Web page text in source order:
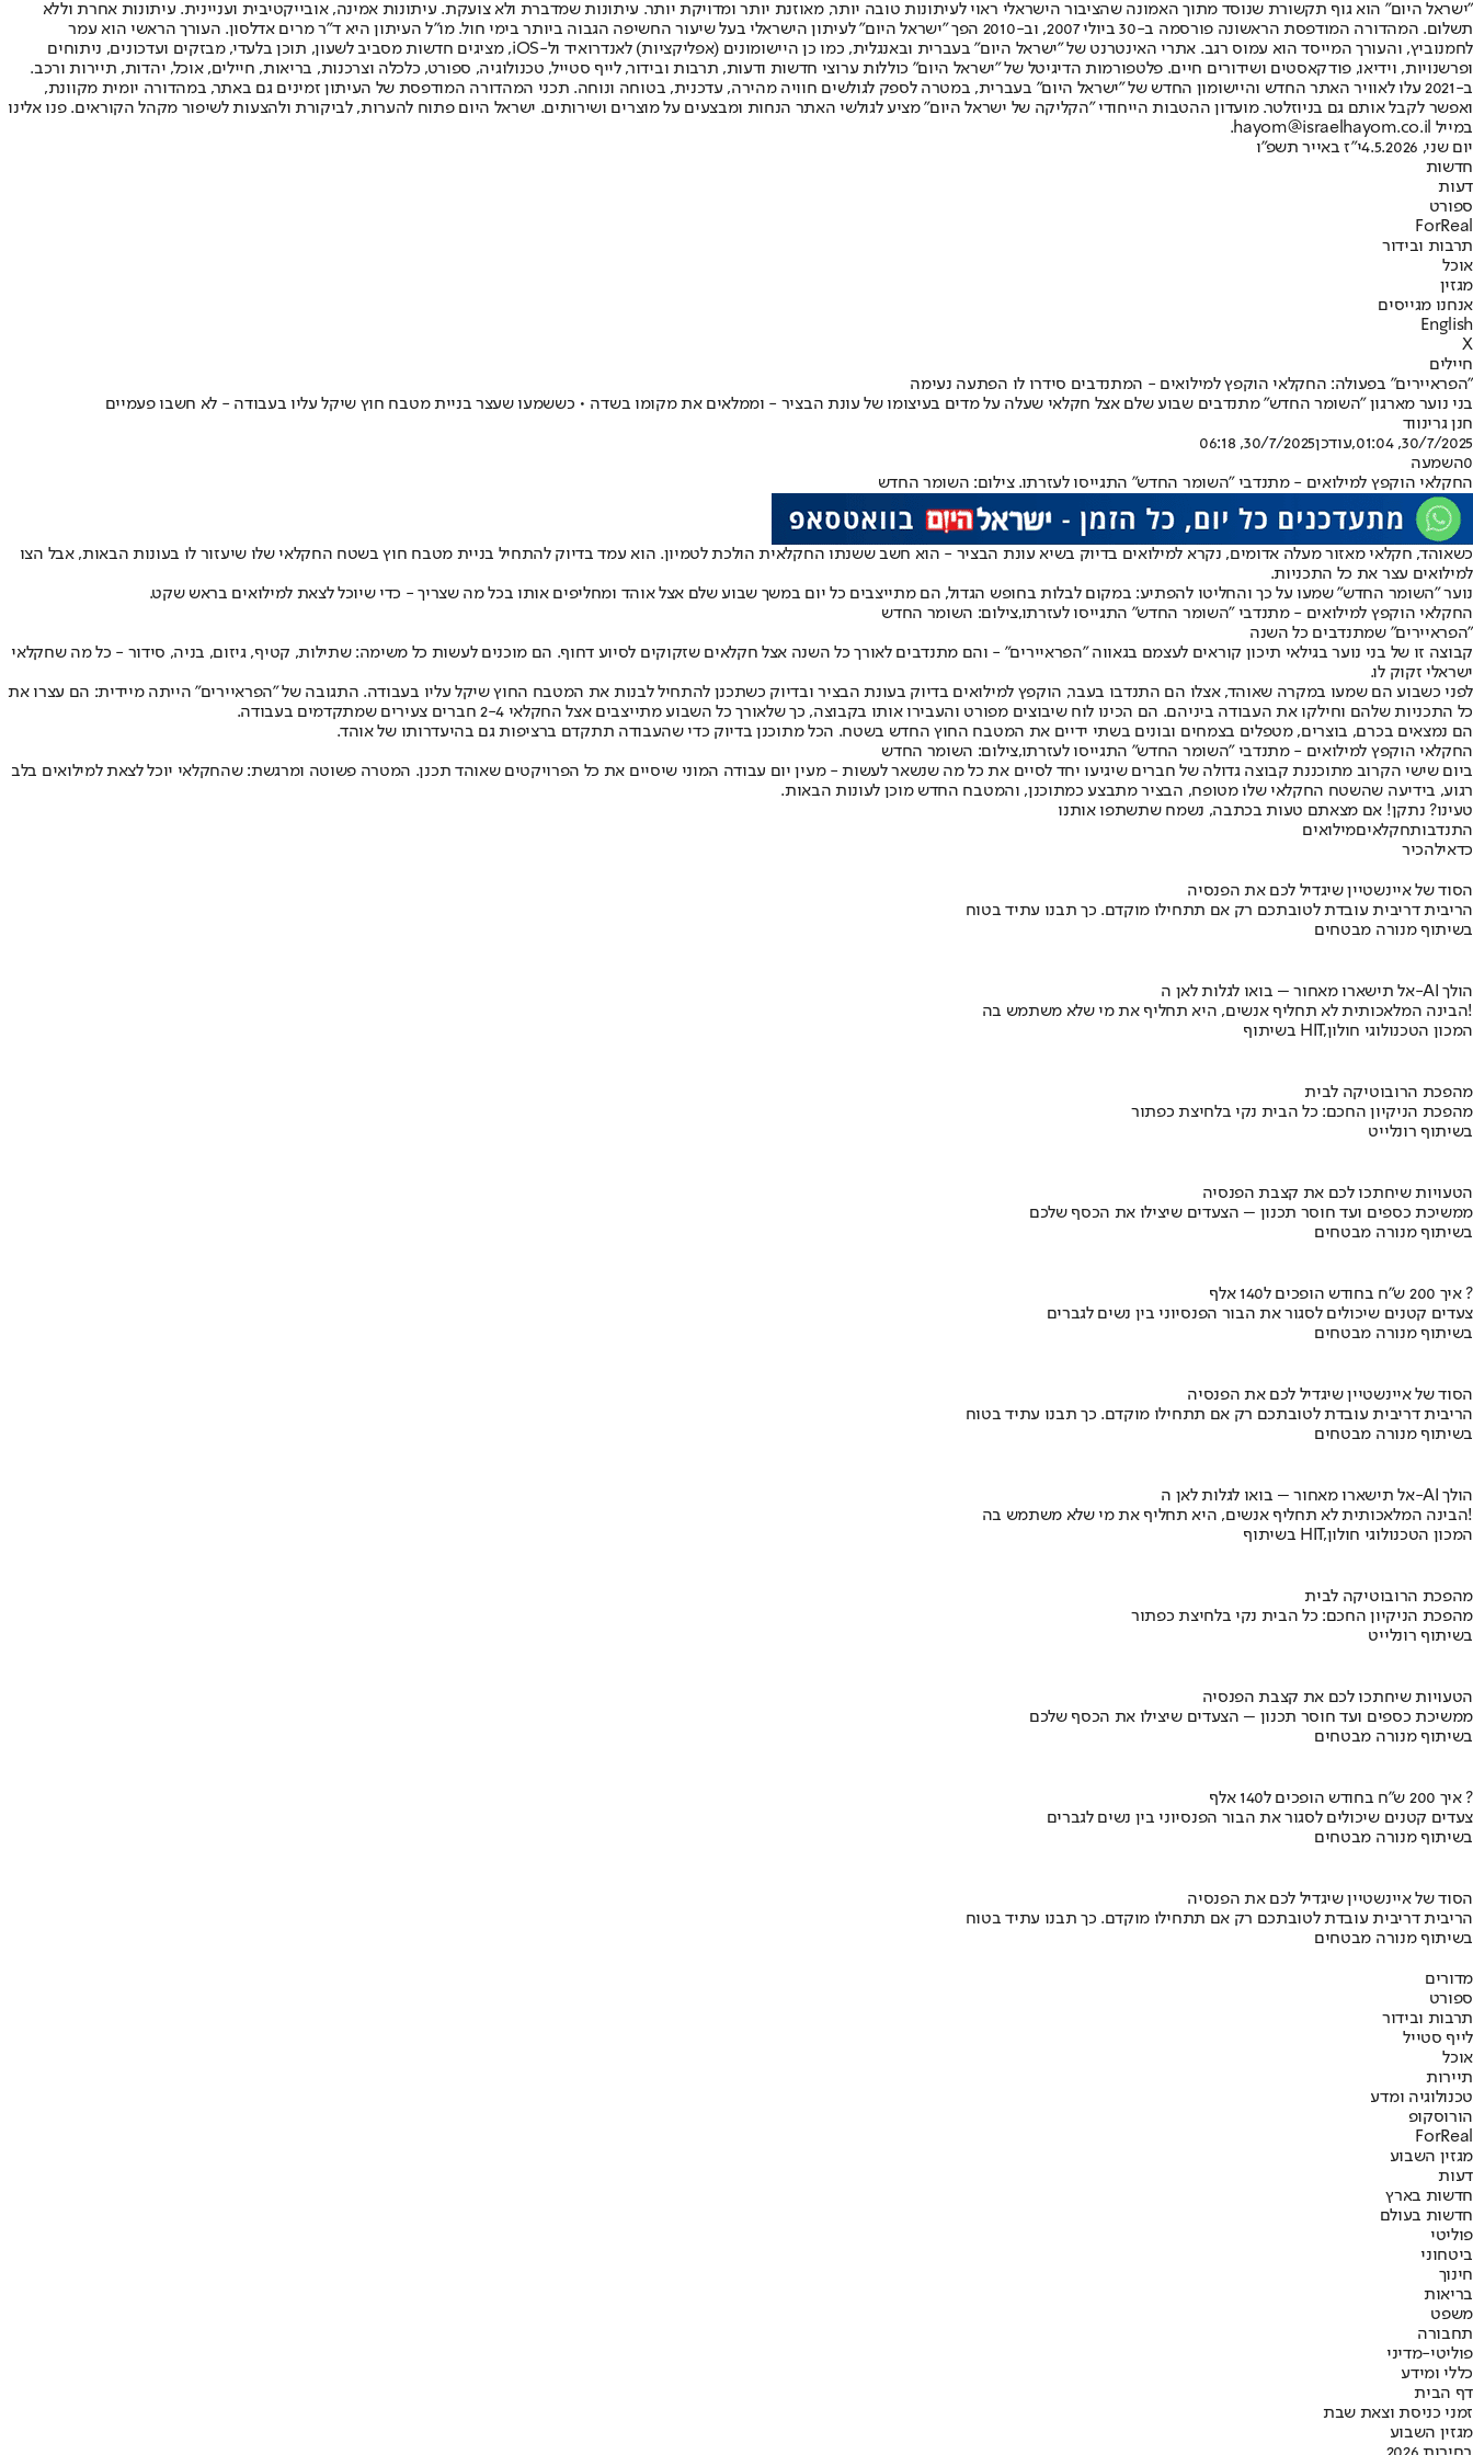
"ישראל היום" הוא גוף תקשורת שנוסד מתוך האמונה שהציבור הישראלי ראוי לעיתונות טובה יותר, מאוזנת יותר ומדויקת יותר. עיתונות שמדברת ולא צועקת. עיתונות אמינה, אובייקטיבית ועניינית. עיתונות אחרת וללא
תשלום. המהדורה המודפסת הראשונה פורסמה ב-30 ביולי 2007, וב-2010 הפך "ישראל היום" לעיתון הישראלי בעל שיעור החשיפה הגבוה ביותר בימי חול. מו"ל העיתון היא ד"ר מרים אדלסון. העורך הראשי הוא עמר
לחמנוביץ, והעורך המייסד הוא עמוס רגב. אתרי האינטרנט של "ישראל היום" בעברית ובאנגלית, כמו כן היישומונים (אפליקציות) לאנדרואיד ול-iOS, מציגים חדשות מסביב לשעון, תוכן בלעדי, מבזקים ועדכונים, ניתוחים
ופרשנויות, וידיאו, פודקאסטים ושידורים חיים. פלטפורמות הדיגיטל של "ישראל היום" כוללות ערוצי חדשות ודעות, תרבות ובידור, לייף סטייל, טכנולוגיה, ספורט, כלכלה וצרכנות, בריאות, חיילים, אוכל, יהדות, תיירות ורכב.
ב-2021 עלו לאוויר האתר החדש והיישומון החדש של "ישראל היום" בעברית, במטרה לספק לגולשים חוויה מהירה, עדכנית, בטוחה ונוחה. תכני המהדורה המודפסת של העיתון זמינים גם באתר, במהדורה יומית מקוונת,
ואפשר לקבל אותם גם בניוזלטר. מועדון ההטבות הייחודי "הקליקה של ישראל היום" מציע לגולשי האתר הנחות ומבצעים על מוצרים ושירותים. ישראל היום פתוח להערות, לביקורת ולהצעות לשיפור מקהל הקוראים. פנו אלינו
במייל hayom@israelhayom.co.il.
יום שני, 4.5.2026
י"ז באייר תשפ"ו
חדשות
דעות
ספורט
ForReal
תרבות ובידור
אוכל
מגזין
אנחנו מגייסים
English
X
חיילים
"הפראיירים" בפעולה: החקלאי הוקפץ למילואים - המתנדבים סידרו לו הפתעה נעימה
בני נוער מארגון "השומר החדש" מתנדבים שבוע שלם אצל חקלאי שעלה על מדים בעיצומו של עונת הבציר - וממלאים את מקומו בשדה • כששמעו שעצר בניית מטבח חוץ שיקל עליו בעבודה - לא חשבו פעמיים
חנן גרינווד
30/7/2025, 01:04
,עודכן30/7/2025, 06:18
0השמעה
החקלאי הוקפץ למילואים - מתנדבי "השומר החדש" התגייסו לעזרתו. צילום: השומר החדש
כשאוהד, חקלאי מאזור מעלה אדומים, נקרא למילואים בדיוק בשיא עונת הבציר - הוא חשב ששנתו החקלאית הולכת לטמיון. הוא עמד בדיוק להתחיל בניית מטבח חוץ בשטח החקלאי שלו שיעזור לו בעונות הבאות, אבל הצו
למילואים עצר את כל התכניות.
נוער "השומר החדש" שמעו על כך והחליטו להפתיע: במקום לבלות בחופש הגדול, הם מתייצבים כל יום במשך שבוע שלם אצל אוהד ומחליפים אותו בכל מה שצריך - כדי שיוכל לצאת למילואים בראש שקט.
החקלאי הוקפץ למילואים - מתנדבי "השומר החדש" התגייסו לעזרתו,צילום: השומר החדש
"הפראיירים" שמתנדבים כל השנה
קבוצה זו של בני נוער בגילאי תיכון קוראים לעצמם בגאווה "הפראיירים" - והם מתנדבים לאורך כל השנה אצל חקלאים שזקוקים לסיוע דחוף. הם מוכנים לעשות כל משימה: שתילות, קטיף, גיזום, בניה, סידור - כל מה שחקלאי
ישראלי זקוק לו.
לפני כשבוע הם שמעו במקרה שאוהד, אצלו הם התנדבו בעבר, הוקפץ למילואים בדיוק בעונת הבציר ובדיוק כשתכנן להתחיל לבנות את המטבח החוץ שיקל עליו בעבודה. התגובה של "הפראיירים" הייתה מיידית: הם עצרו את
כל התכניות שלהם וחילקו את העבודה ביניהם. הם הכינו לוח שיבוצים מפורט והעבירו אותו בקבוצה, כך שלאורך כל השבוע מתייצבים אצל החקלאי 2-4 חברים צעירים שמתקדמים בעבודה.
הם נמצאים בכרם, בוצרים, מטפלים בצמחים ובונים בשתי ידיים את המטבח החוץ החדש בשטח. הכל מתוכנן בדיוק כדי שהעבודה תתקדם ברציפות גם בהיעדרותו של אוהד.
החקלאי הוקפץ למילואים - מתנדבי "השומר החדש" התגייסו לעזרתו,צילום: השומר החדש
ביום שישי הקרוב מתוכננת קבוצה גדולה של חברים שיגיעו יחד לסיים את כל מה שנשאר לעשות - מעין יום עבודה המוני שיסיים את כל הפרויקטים שאוהד תכנן. המטרה פשוטה ומרגשת: שהחקלאי יוכל לצאת למילואים בלב
רגוע, בידיעה שהשטח החקלאי שלו מטופח, הבציר מתבצע כמתוכנן, והמטבח החדש מוכן לעונות הבאות.
טעינו? נתקן! אם מצאתם טעות בכתבה, נשמח שתשתפו אותנו
התנדבותחקלאיםמילואים
כדאילהכיר
הסוד של איינשטיין שיגדיל לכם את הפנסיה
הריבית דריבית עובדת לטובתכם רק אם תתחילו מוקדם. כך תבנו עתיד בטוח
בשיתוף מנורה מבטחים
אל תישארו מאחור – בואו לגלות לאן ה-AI הולך
הבינה המלאכותית לא תחליף אנשים, היא תחליף את מי שלא משתמש בה!
בשיתוף HIT,המכון הטכנולוגי חולון
מהפכת הרובוטיקה לבית
מהפכת הניקיון החכם: כל הבית נקי בלחיצת כפתור
בשיתוף רונלייט
הטעויות שיחתכו לכם את קצבת הפנסיה
ממשיכת כספים ועד חוסר תכנון – הצעדים שיצילו את הכסף שלכם
בשיתוף מנורה מבטחים
איך 200 ש"ח בחודש הופכים ל140 אלף ?
צעדים קטנים שיכולים לסגור את הבור הפנסיוני בין נשים לגברים
בשיתוף מנורה מבטחים
הסוד של איינשטיין שיגדיל לכם את הפנסיה
הריבית דריבית עובדת לטובתכם רק אם תתחילו מוקדם. כך תבנו עתיד בטוח
בשיתוף מנורה מבטחים
אל תישארו מאחור – בואו לגלות לאן ה-AI הולך
הבינה המלאכותית לא תחליף אנשים, היא תחליף את מי שלא משתמש בה!
בשיתוף HIT,המכון הטכנולוגי חולון
מהפכת הרובוטיקה לבית
מהפכת הניקיון החכם: כל הבית נקי בלחיצת כפתור
בשיתוף רונלייט
הטעויות שיחתכו לכם את קצבת הפנסיה
ממשיכת כספים ועד חוסר תכנון – הצעדים שיצילו את הכסף שלכם
בשיתוף מנורה מבטחים
איך 200 ש"ח בחודש הופכים ל140 אלף ?
צעדים קטנים שיכולים לסגור את הבור הפנסיוני בין נשים לגברים
בשיתוף מנורה מבטחים
הסוד של איינשטיין שיגדיל לכם את הפנסיה
הריבית דריבית עובדת לטובתכם רק אם תתחילו מוקדם. כך תבנו עתיד בטוח
בשיתוף מנורה מבטחים
מדורים
ספורט
תרבות ובידור
לייף סטייל
אוכל
תיירות
טכנולוגיה ומדע
הורוסקופ
ForReal
מגזין השבוע
דעות
חדשות בארץ
חדשות בעולם
פוליטי
ביטחוני
חינוך
בריאות
משפט
תחבורה
פוליטי-מדיני
כללי ומידע
דף הבית
זמני כניסת וצאת שבת
מגזין השבוע